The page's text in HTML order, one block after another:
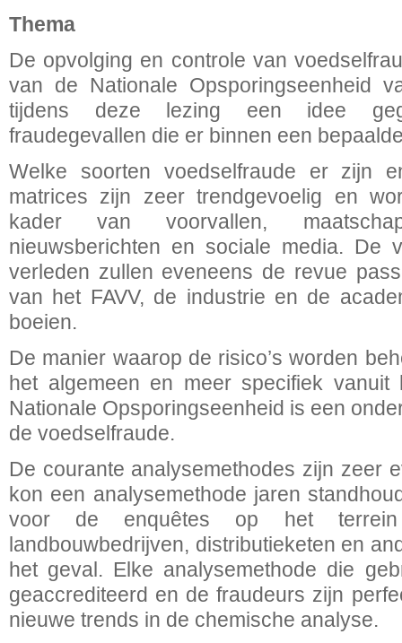
Thema
De opvolging en controle van
van de Nationale Opsporingseenheid
tijdens deze lezing een idee
fraudegevallen die er binnen een
Welke soorten voedselfraude er zijn
matrices zijn zeer trendgevoelig en
kader van voorvallen,
nieuwsberichten en sociale media. De
verleden zullen eveneens de revue
van het FAVV, de industrie en de
boeien.
De manier waarop de risico’s worden
het algemeen en meer specifiek
Nationale Opsporingseenheid is een
de voedselfraude.
De courante analysemethodes zijn zeer
kon een analysemethode jaren
voor de enquêtes op het terrein
landbouwbedrijven, distributieketen en
het geval. Elke analysemethode die
geaccrediteerd en de fraudeurs zijn
nieuwe trends in de chemische analyse.